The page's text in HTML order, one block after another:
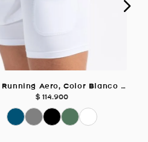
Short Running Aero, Color Blanco Para Hombre
$ 114.900